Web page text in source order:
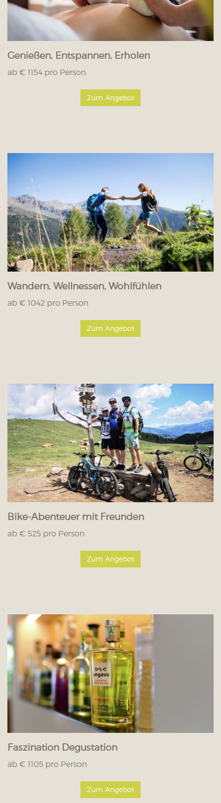
Genießen, Entspannen, Erholen
ab € 1154 pro Person
Zum Angebot
Wandern, Wellnessen, Wohlfühlen
ab € 1042 pro Person
Zum Angebot
Bike-Abenteuer mit Freunden
ab € 525 pro Person
Zum Angebot
Faszination Degustation
ab € 1105 pro Person
Zum Angebot